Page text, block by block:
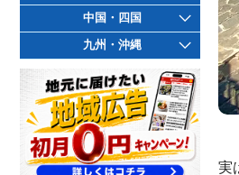
実
中国・四国
九州・沖縄